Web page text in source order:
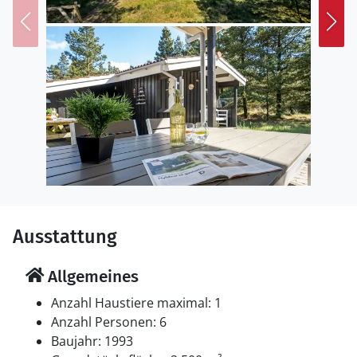
Terrasse. Geräteraum. Schaukel. Sandkasten.
Parkplatz auf dem Grundstück.
Einrichtung
Das Ferienhaus eignet sich für 6 Personen sowie 1
Kleinkind bis zu 3 Jahren. Die Ferienunterkunft hat eine
Wohnfläche von 95 m² und wurde 1993 gebaut. 2020
wurde die Ferienunterkunft teilweise renoviert. Es ist
erlaubt 1 Haustier mitzubringen. Die Ferienunterkunft
ist mit energiesparender Wärmepumpe ausgestattet.
ausgestattet. Wäschetrockner. Tiefkühlmöglichkeit mit
30 Liter Nutzinhalt. Es gibt außerdem einen Kaminofen.
Für die jüngsten Feriengäste ist 1 Kinderhochstuhl
vorhanden.
Schlafverhältnisse
Die Schlafplätze verteilen sich auf 3 Schlafräume. 2
Ausstattung
Allgemeines
Anzahl Haustiere maximal: 1
Anzahl Personen: 6
Baujahr: 1993